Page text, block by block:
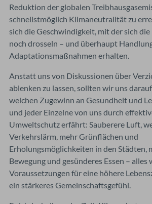
Reduktion der globalen
schnellstmöglich Klimaneutralität zu
sich die Geschwindigkeit, mit der sich die
noch drosseln – und überhaupt
Adaptationsmaßnahmen erhalten.
Anstatt uns von Diskussionen über
ablenken zu lassen, sollten wir uns
welchen Zugewinn an Gesundheit und
und jeder Einzelne von uns durch
Umweltschutz erfährt: Sauberere Luft,
Verkehrslärm, mehr Grünflächen und
Erholungsmöglichkeiten in den Städten,
Bewegung und gesünderes Essen – alles
Voraussetzungen für eine höhere
ein stärkeres Gemeinschaftsgefühl.